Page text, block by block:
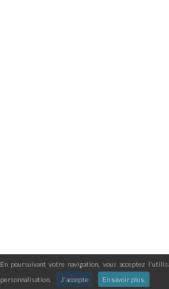
En poursuivant votre navigation, vous acceptez
personnalisation.
J'accepte En savoir plus.